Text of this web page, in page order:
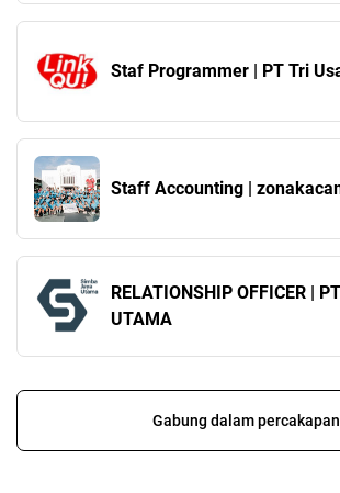
Staf Programmer | PT Tri
Staff Accounting |
RELATIONSHIP OFFICER | PT SIMBA JAYA
UTAMA
Gabung dalam percakapan